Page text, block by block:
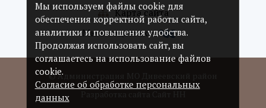
Карта сайта
Мы в соцсетях:
© Администрация МО Дивеевский район
Мы используем файлы cookie для
обеспечения корректной работы сайта,
аналитики и повышения удобства.
Продолжая использовать сайт, вы
соглашаетесь на использование файлов
cookie.
Согласие об обработке персональных
данных